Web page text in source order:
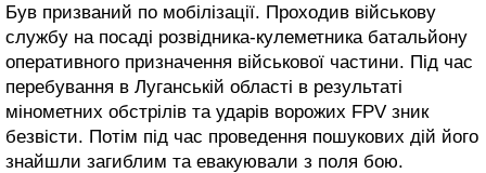
Був призваний по мобілізації. Проходив військову
службу на посаді розвідника-кулеметника батальйону
оперативного призначення військової частини. Під час
перебування в Луганській області в результаті
мінометних обстрілів та ударів ворожих FPV зник
безвісти. Потім під час проведення пошукових дій його
знайшли загиблим та евакуювали з поля бою.